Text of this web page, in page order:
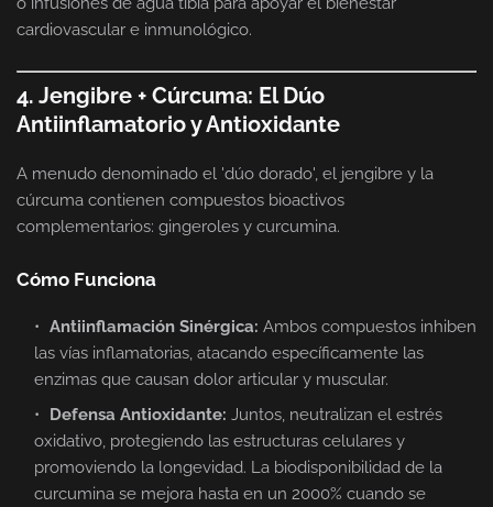
cardiovascular e inmunológico.
4. Jengibre + Cúrcuma: El Dúo
Antiinflamatorio y Antioxidante
A menudo denominado el 'dúo dorado', el jengibre y la
cúrcuma contienen compuestos bioactivos
complementarios: gingeroles y curcumina.
Cómo Funciona
Antiinflamación Sinérgica: Ambos compuestos inhiben
las vías inflamatorias, atacando específicamente las
enzimas que causan dolor articular y muscular.
Defensa Antioxidante: Juntos, neutralizan el estrés
oxidativo, protegiendo las estructuras celulares y
promoviendo la longevidad. La biodisponibilidad de la
curcumina se mejora hasta en un 2000% cuando se